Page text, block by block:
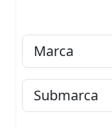
Marca
Submarca